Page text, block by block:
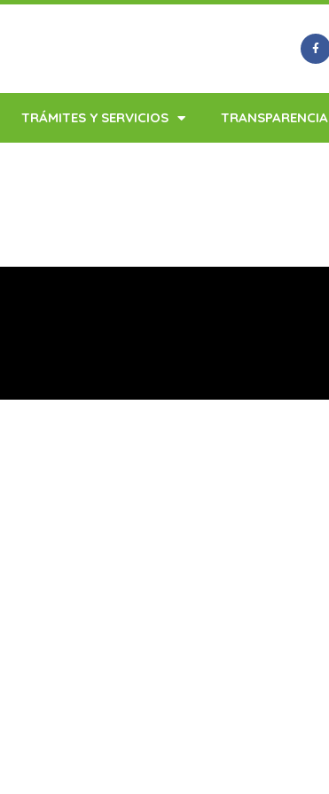
TRÁMITES Y SERVICIOS TRANSPARENCIA